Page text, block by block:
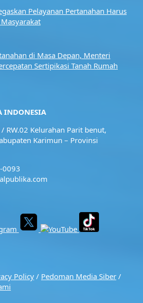
Pelayanan Pertanahan Harus
di Masa Depan, Menteri
Sertipikasi Tanah Rumah
INDONESIA
RW.02 Kelurahan Parit benut,
Karimun – Provinsi
0093
Policy/ Pedoman Media Siber /